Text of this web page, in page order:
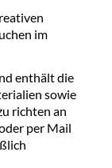
im
enthält die
sowie
richten an
per Mail